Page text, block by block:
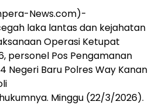
News.com)-
laka lantas dan kejahatan
Operasi Ketupat
personel Pos Pengamanan
Negeri Baru Polres Way Kanan
Minggu (22/3/2026).